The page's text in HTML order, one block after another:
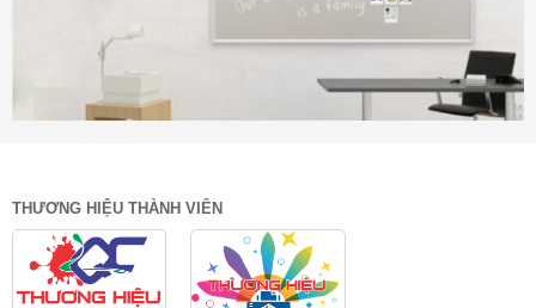
THƯƠNG HIỆU THÀNH VIÊN